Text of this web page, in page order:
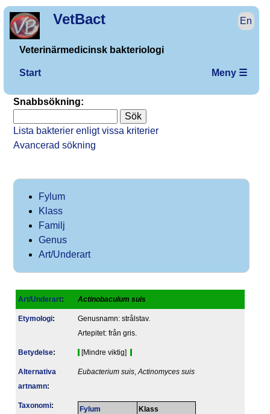
VetBact En
Veterinärmedicinsk bakteriologi
Start Meny ☰
Snabbsökning:
Lista bakterier enligt vissa kriterier
Avancerad sökning
Fylum
Klass
Familj
Genus
Art/Underart
Art/Underart: Actinobaculum suis
Etymologi:
Genusnamn: strålstav.
Artepitet: från gris.
Betydelse: [Mindre viktig]
Alternativa
artnamn:
Eubacterium suis Actinomyces suis
Taxonomi: Fylum Klass